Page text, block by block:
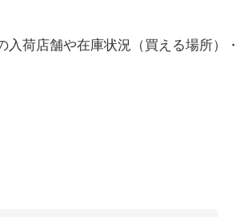
荷店舗や在庫状況（買える場所）・